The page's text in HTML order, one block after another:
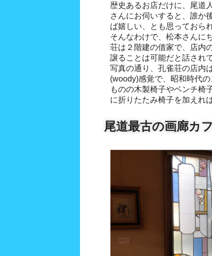
歴史あるお店だけに、尾道
さんにお伺いすると、誰か
ば嬉しい、とも思っておら
そんなわけで、松本さんに
荘は２階建の借家で、店内
譲ることは可能だと話され
写真の通り、孔雀荘の店内
(woody)感覚で、昭和時代
ものの木製椅子やベンチ椅
に折りたたみ椅子を加えれ
尾道最古の画廊カ